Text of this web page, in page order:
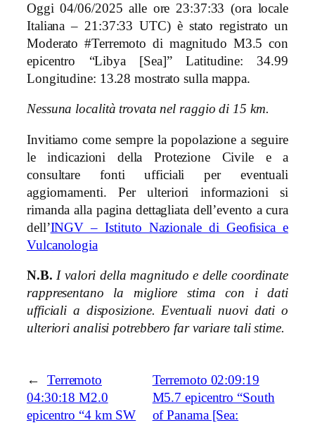
Oggi 04/06/2025 alle ore 23:37:33 (ora locale
Italiana – 21:37:33 UTC) è stato registrato un
Moderato #Terremoto di magnitudo M3.5 con
epicentro “Libya [Sea]” Latitudine: 34.99
Longitudine: 13.28 mostrato sulla mappa.
Nessuna località trovata nel raggio di 15 km.
Invitiamo come sempre la popolazione a seguire
le indicazioni della Protezione Civile e a
consultare fonti ufficiali per eventuali
aggiornamenti. Per ulteriori informazioni si
rimanda alla pagina dettagliata dell’evento a cura
dell’INGV – Istituto Nazionale di Geofisica e
Vulcanologia
N.B. I valori della magnitudo e delle coordinate
rappresentano la migliore stima con i dati
ufficiali a disposizione. Eventuali nuovi dati o
ulteriori analisi potrebbero far variare tali stime.
←
Terremoto
04:30:18 M2.0
epicentro “4 km SW
Terremoto 02:09:19
M5.7 epicentro “South
of Panama [Sea: